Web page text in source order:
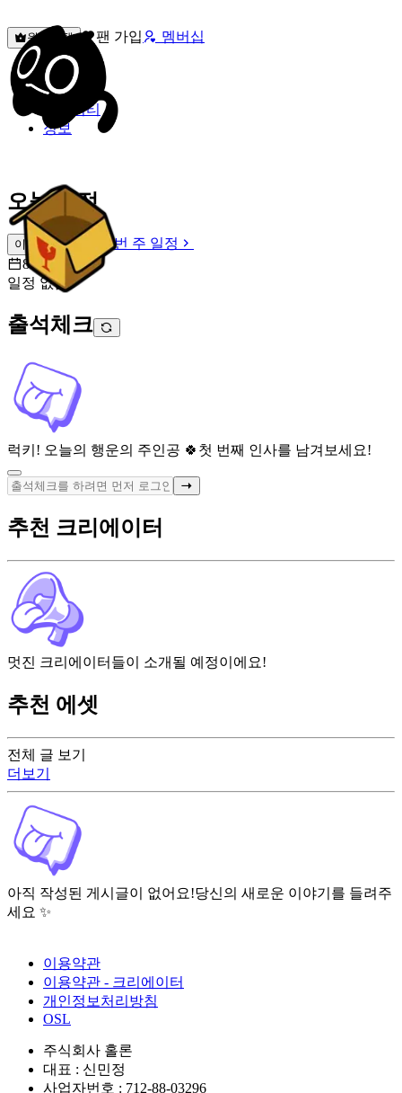
원픽선택 팬 가입 멤버십
밐타운
피드
커뮤니티
정보
오늘 일정
이번 주 일정
이번 주 일정
8월 7일 [금]
일정 없음
출석체크
럭키! 오늘의 행운의 주인공 🍀 첫 번째 인사를 남겨보세요!
전체 글 보기
더보기
아직 작성된 게시글이 없어요!당신의 새로운 이야기를 들려주
세요 ✨
추천 크리에이터
멋진 크리에이터들이 소개될 예정이에요!
추천 에셋
이용약관
이용약관 - 크리에이터
개인정보처리방침
OSL
주식회사 홀론
대표 : 신민정
사업자번호 : 712-88-03296